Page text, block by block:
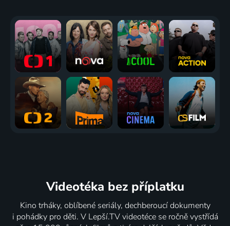
Videotéka bez příplatku
Kino trháky, oblíbené seriály, dechberoucí dokumenty
i pohádky pro děti. V Lepší.TV videotéce se ročně vystřídá